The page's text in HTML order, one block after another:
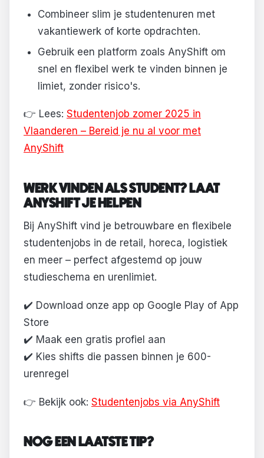
Combineer slim je studentenuren met
vakantiewerk of korte opdrachten.
Gebruik een platform zoals AnyShift om
snel en flexibel werk te vinden binnen je
limiet, zonder risico's.
👉 Lees: Studentenjob zomer 2025 in
Vlaanderen – Bereid je nu al voor met
AnyShift
WERK VINDEN ALS STUDENT? LAAT
ANYSHIFT JE HELPEN
Bij AnyShift vind je betrouwbare en flexibele
studentenjobs in de retail, horeca, logistiek
en meer – perfect afgestemd op jouw
studieschema en urenlimiet.
✔️ Download onze app op Google Play of App
Store
✔️ Maak een gratis profiel aan
✔️ Kies shifts die passen binnen je 600-
urenregel
👉 Bekijk ook: Studentenjobs via AnyShift
NOG EEN LAATSTE TIP?